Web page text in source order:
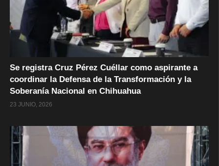
Se registra Cruz Pérez Cuéllar como aspirante a
coordinar la Defensa de la Transformación y la
Soberanía Nacional en Chihuahua
23 JUNIO, 2026